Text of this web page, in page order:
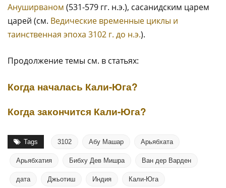
Ануширваном (531-579 гг. н.э.), сасанидским царем
царей (см. Ведические временные циклы и
таинственная эпоха 3102 г. до н.э.).
Продолжение темы см. в статьях:
Когда началась Кали-Юга?
Когда закончится Кали-Юга?
Tags 3102 Абу Машар Арьябхата
Арьябхатия Бибху Дев Мишра Ван дер Варден
дата Джьотиш Индия Кали-Юга